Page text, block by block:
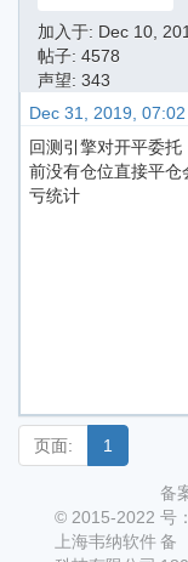
加入于: Dec 10,
帖子: 4578
声望: 343
Dec 31, 2019, 07:02
回测引擎对开平委
前没有仓位直接平仓
亏统计
页面: 1
© 2015-2022
上海韦纳软件
备
号
备